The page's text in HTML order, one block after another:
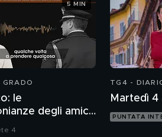
GRADO
le
degli amici
Poggi
4
5 MIN
TG4 -
Martedì 4
PUNTATA